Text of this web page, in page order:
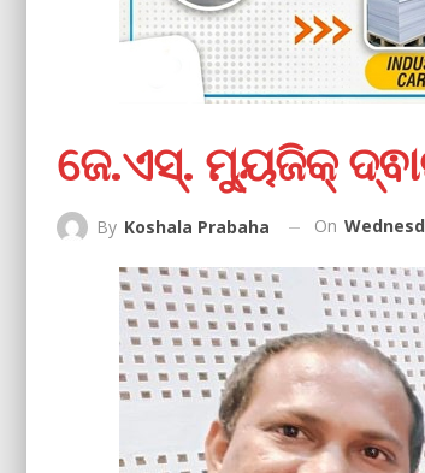
ଜେ.ଏସ୍. ମ୍ୟୁଜିକ୍
By Koshala Prabaha On